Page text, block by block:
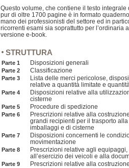
Questo volume, che contiene il testo integrale
pur di oltre 1700 pagine è in formato
mano dei professionisti del settore ed in
ricorrenti esami sia soprattutto per l’ordinaria
versione e-book.
STRUTTURA
Parte 1 Disposizioni generali
Parte 2 Classificazione
Parte 3
Lista delle merci pericolose,
relative a quantità limitate e
Parte 4
Disposizioni relative alla
cisterne
Parte 5 Procedure di spedizione
Parte 6
Prescrizioni relative alla
grandi recipienti per il trasporto
imballaggi e di cisterne
Parte 7
Disposizioni concernenti le
movimentazione
Parte 8
Prescrizioni relative agli
all’esercizio dei veicoli e alla
Parte 9 Prescrizioni relative alla